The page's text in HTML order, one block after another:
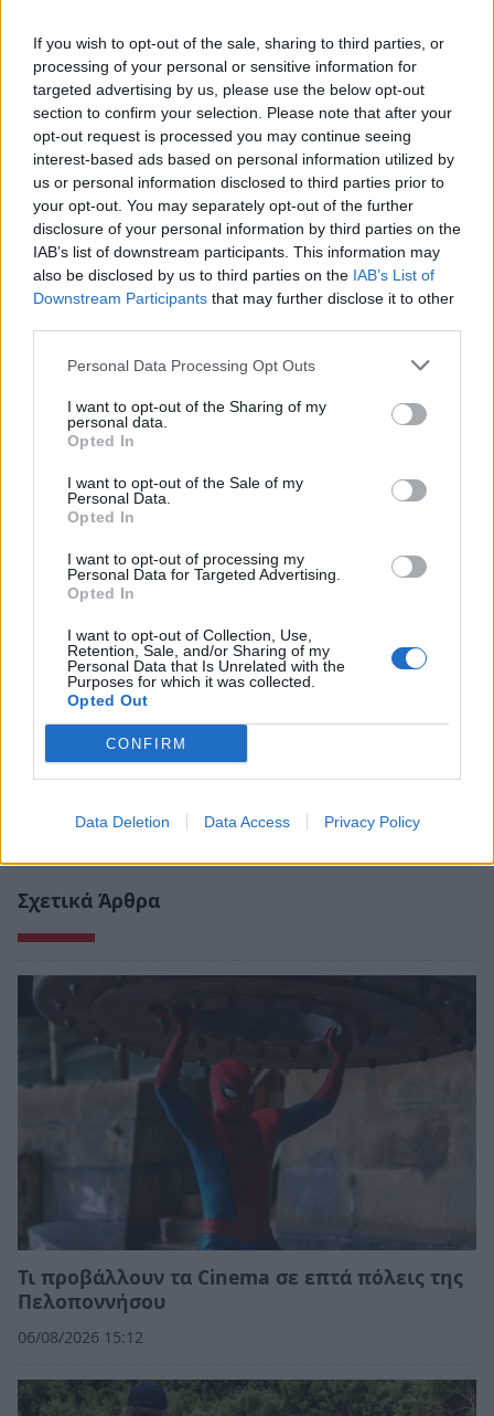
If you wish to opt-out of the sale, sharing to third parties, or
processing of your personal or sensitive information for
targeted advertising by us, please use the below opt-out
section to confirm your selection. Please note that after your
opt-out request is processed you may continue seeing
interest-based ads based on personal information utilized by
us or personal information disclosed to third parties prior to
your opt-out. You may separately opt-out of the further
disclosure of your personal information by third parties on the
IAB’s list of downstream participants. This information may
also be disclosed by us to third parties on the IAB’s List of
Downstream Participants that may further disclose it to other
Personal Data Processing Opt Outs
I want to opt-out of the Sharing of my
personal data.
Opted In
I want to opt-out of the Sale of my
Personal Data.
Opted In
I want to opt-out of processing my
Personal Data for Targeted Advertising.
Opted In
I want to opt-out of Collection, Use,
Retention, Sale, and/or Sharing of my
Personal Data that Is Unrelated with the
Purposes for which it was collected.
Opted Out
CONFIRM
Data Deletion Data Access Privacy Policy
ΑΘΛΗΤΙΣΜΟΣ
ΠΕΡΙΦΕΡΕΙΑ ΔΥΤΙΚΗΣ ΕΛΛΑΔΑΣ
ΗΛΕΙΑ
ΑΡΧΑΙΑ ΟΛΥΜΠΙΑ
ΑΜΑΛΙΑΔΑ ΠΥΡΓΟΣ
Σχετικά Άρθρα
Τι προβάλλουν τα Cinema σε επτά πόλεις της
Πελοποννήσου
06/08/2026 15:12